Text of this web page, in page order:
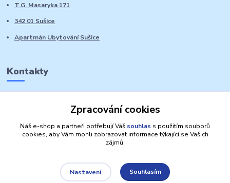
T.G. Masaryka 171
342 01 Sušice
Apartmán Ubytování Sušice
Kontakty
Zpracování cookies
Náš e-shop a partneři potřebují Váš souhlas s použitím souborů
cookies, aby Vám mohli zobrazovat informace týkající se Vašich
zájmů.
Nastavení Souhlasím